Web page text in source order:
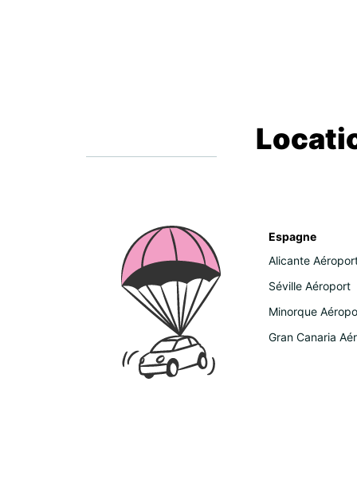
Espagne
Alicante
Séville Aéroport
Minorque
Gran Canaria